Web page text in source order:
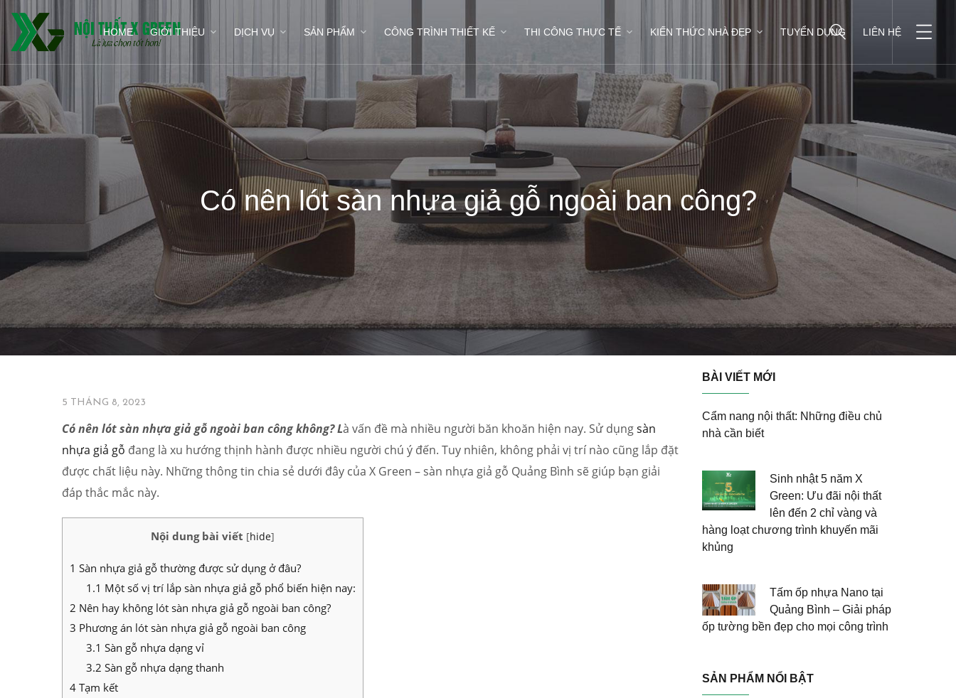
HOME GIỚI THIỆU DỊCH VỤ SẢN PHẨM CÔNG TRÌNH THIẾT KẾ THI CÔNG THỰC TẾ KIẾN THỨC NHÀ ĐẸP TUYỂN DỤNG LIÊN HỆ
Có nên lót sàn nhựa giả gỗ ngoài ban công?
TIN TỨC
5 THÁNG 8, 2023
Có nên lót sàn nhựa giả gỗ ngoài ban công không? Là vấn đề mà nhiều người băn khoăn hiện nay. Sử dụngsàn
nhựa giả gỗ đang là xu hướng thịnh hành được nhiều người chú ý đến. Tuy nhiên, không phải vị trí nào cũng lắp đặt
được chất liệu này. Những thông tin chia sẻ dưới đây của X Green – sàn nhựa giả gỗ Quảng Bình sẽ giúp bạn giải
đáp thắc mắc này.
Nội dung bài viết [hide]
1 Sàn nhựa giả gỗ thường được sử dụng ở đâu?
1.1 Một số vị trí lắp sàn nhựa giả gỗ phổ biến hiện nay:
2 Nên hay không lót sàn nhựa giả gỗ ngoài ban công?
3 Phương án lót sàn nhựa giả gỗ ngoài ban công
3.1 Sàn gỗ nhựa dạng vỉ
3.2 Sàn gỗ nhựa dạng thanh
4 Tạm kết
BÀI VIẾT MỚI
Cẩm nang nội thất: Những điều chủ
nhà cần biết
Sinh nhật 5 năm X
Green: Ưu đãi nội thất
lên đến 2 chỉ vàng và
hàng loạt chương trình khuyến mãi
khủng
Tấm ốp nhựa Nano tại
Quảng Bình – Giải pháp
ốp tường bền đẹp cho mọi công trình
SẢN PHẨM NỔI BẬT